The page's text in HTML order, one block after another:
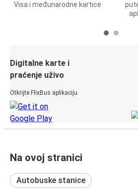
Visa i međunarodne kartice
Digitalne karte i
praćenje uživo
Otkrijte FlixBus aplikaciju
Na ovoj stranici
Autobuske stanice